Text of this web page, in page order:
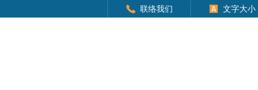
联络我们 文字大小